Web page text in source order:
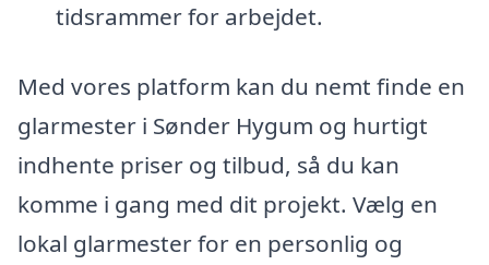
tidsrammer for arbejdet.
Med vores platform kan du nemt finde en
glarmester i Sønder Hygum og hurtigt
indhente priser og tilbud, så du kan
komme i gang med dit projekt. Vælg en
lokal glarmester for en personlig og